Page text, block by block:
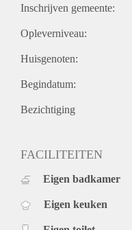
Inschrijven gemeente:
Opleverniveau:
Huisgenoten:
Begindatum:
Bezichtiging
FACILITEITEN
Eigen badkamer
Eigen keuken